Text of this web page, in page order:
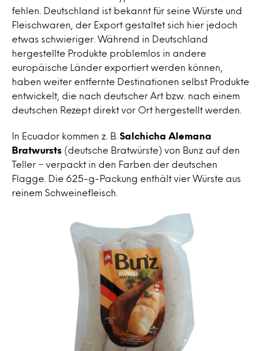
fehlen. Deutschland ist bekannt für seine Würste und
Fleischwaren, der Export gestaltet sich hier jedoch
etwas schwieriger. Während in Deutschland
hergestellte Produkte problemlos in andere
europäische Länder exportiert werden können,
haben weiter entfernte Destinationen selbst Produkte
entwickelt, die nach deutscher Art bzw. nach einem
deutschen Rezept direkt vor Ort hergestellt werden.
In Ecuador kommen z. B. Salchicha Alemana
Bratwursts (deutsche Bratwürste) von Bunz auf den
Teller − verpackt in den Farben der deutschen
Flagge. Die 625-g-Packung enthält vier Würste aus
reinem Schweinefleisch.